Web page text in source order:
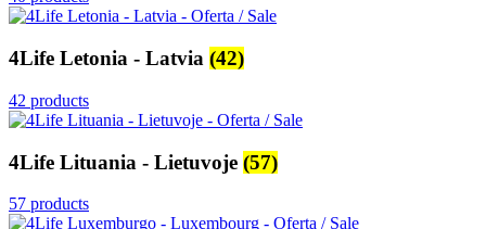
4Life Letonia - Latvia (42)
42 products
4Life Lituania - Lietuvoje (57)
57 products